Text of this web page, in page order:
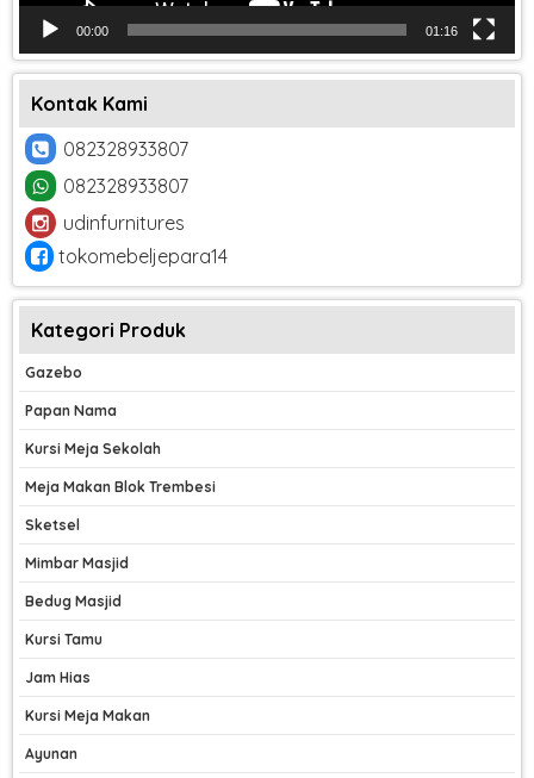
00:00 01:16
Kontak Kami
082328933807
082328933807
udinfurnitures
tokomebeljepara14
Kategori Produk
Gazebo
Papan Nama
Kursi Meja Sekolah
Meja Makan Blok Trembesi
Sketsel
Mimbar Masjid
Bedug Masjid
Kursi Tamu
Jam Hias
Kursi Meja Makan
Ayunan